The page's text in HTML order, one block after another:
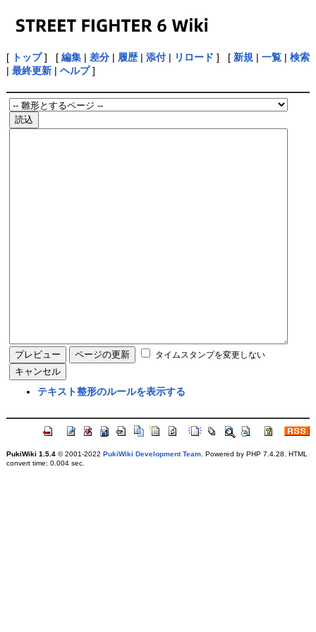
[ トップ] [ 編集| 差分| 履歴| 添付| リロード ] [ 新規| 一覧| 検索
| 最終更新| ヘルプ]
タイムスタンプを変更しない
テキスト整形のルールを表示する
PukiWiki 1.5.4© 2001-2022 PukiWiki Development Team. Powered by PHP 7.4.28. HTML
convert time: 0.004 sec.